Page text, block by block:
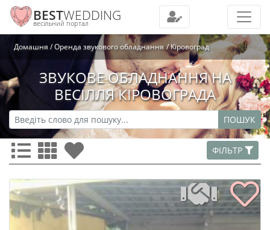
BESTWEDDING
весільний портал
Домашня Оренда звукового обладнання Кіровоград
ЗВУКОВЕ ОБЛАДНАННЯ НА
ВЕСІЛЛЯ КІРОВОГРАДА
ПОШУК
ФІЛЬТР